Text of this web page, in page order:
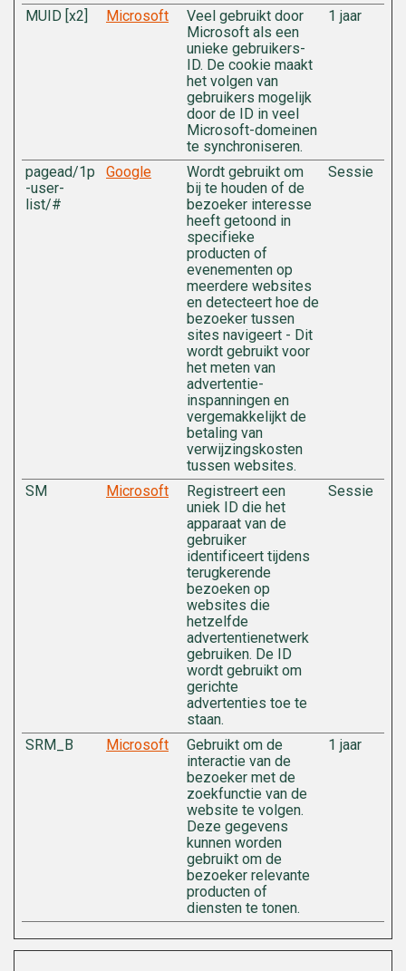
MUID [x2] Microsoft
Veel gebruikt door
Microsoft als een
unieke gebruikers-
ID. De cookie maakt
het volgen van
gebruikers mogelijk
door de ID in veel
Microsoft-domeinen
te synchroniseren.
1 jaar
pagead/1p
-user-
list/#
Google
Wordt gebruikt om
bij te houden of de
bezoeker interesse
heeft getoond in
specifieke
producten of
evenementen op
meerdere websites
en detecteert hoe de
bezoeker tussen
sites navigeert - Dit
wordt gebruikt voor
het meten van
advertentie-
inspanningen en
vergemakkelijkt de
betaling van
verwijzingskosten
tussen websites.
Sessie
SM Microsoft
Registreert een
uniek ID die het
apparaat van de
gebruiker
identificeert tijdens
terugkerende
bezoeken op
websites die
hetzelfde
advertentienetwerk
gebruiken. De ID
wordt gebruikt om
gerichte
advertenties toe te
staan.
Sessie
SRM_B Microsoft
Gebruikt om de
interactie van de
bezoeker met de
zoekfunctie van de
website te volgen.
Deze gegevens
kunnen worden
gebruikt om de
bezoeker relevante
producten of
diensten te tonen.
1 jaar